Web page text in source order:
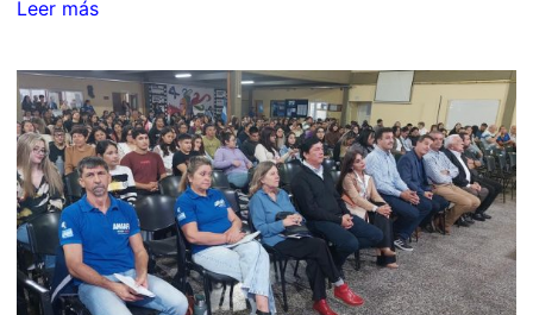
Leer más